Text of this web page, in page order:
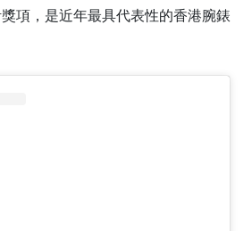
項，是近年最具代表性的香港腕錶